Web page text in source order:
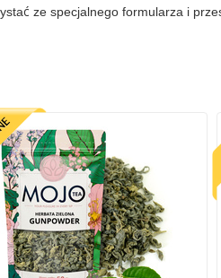
ze specjalnego formularza i